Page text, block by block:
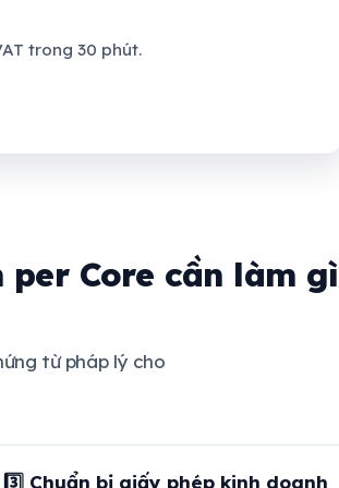
trong 30 phút.
per Core cần làm gì
từ pháp lý cho
3️⃣ Chuẩn bị giấy phép kinh doanh